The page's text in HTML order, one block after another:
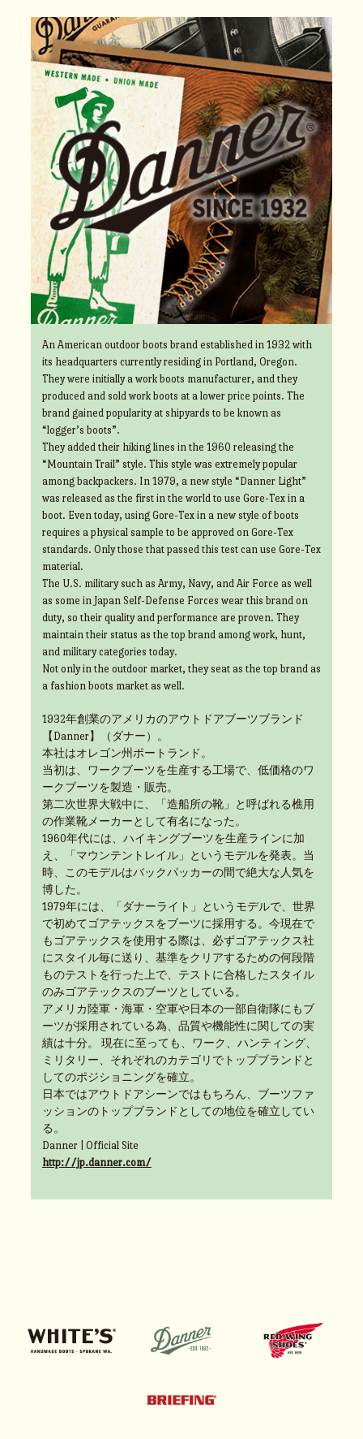
An American outdoor boots brand established in 1932 with
its headquarters currently residing in Portland, Oregon.
They were initially a work boots manufacturer, and they
produced and sold work boots at a lower price points. The
brand gained popularity at shipyards to be known as
“logger’s boots”.
They added their hiking lines in the 1960 releasing the
“Mountain Trail” style. This style was extremely popular
among backpackers. In 1979, a new style “Danner Light”
was released as the first in the world to use Gore-Tex in a
boot. Even today, using Gore-Tex in a new style of boots
requires a physical sample to be approved on Gore-Tex
standards. Only those that passed this test can use Gore-Tex
material.
The U.S. military such as Army, Navy, and Air Force as well
as some in Japan Self-Defense Forces wear this brand on
duty, so their quality and performance are proven. They
maintain their status as the top brand among work, hunt,
and military categories today.
Not only in the outdoor market, they seat as the top brand as
a fashion boots market as well.
1932年創業のアメリカのアウトドアブーツブランド
【Danner】（ダナー）。
本社はオレゴン州ポートランド。
当初は、ワークブーツを生産する工場で、低価格のワ
ークブーツを製造・販売。
第二次世界大戦中に、「造船所の靴」と呼ばれる樵用
の作業靴メーカーとして有名になった。
1960年代には、ハイキングブーツを生産ラインに加
え、「マウンテントレイル」というモデルを発表。当
時、このモデルはバックパッカーの間で絶大な人気を
博した。
1979年には、「ダナーライト」というモデルで、世界
で初めてゴアテックスをブーツに採用する。今現在で
もゴアテックスを使用する際は、必ずゴアテックス社
にスタイル毎に送り、基準をクリアするための何段階
ものテストを行った上で、テストに合格したスタイル
のみゴアテックスのブーツとしている。
アメリカ陸軍・海軍・空軍や日本の一部自衛隊にもブ
ーツが採用されている為、品質や機能性に関しての実
績は十分。 現在に至っても、ワーク、ハンティング、
ミリタリー、それぞれのカテゴリでトップブランドと
してのポジショニングを確立。
日本ではアウトドアシーンではもちろん、ブーツファ
ッションのトップブランドとしての地位を確立してい
る。
Danner | Official Site
http://jp.danner.com/